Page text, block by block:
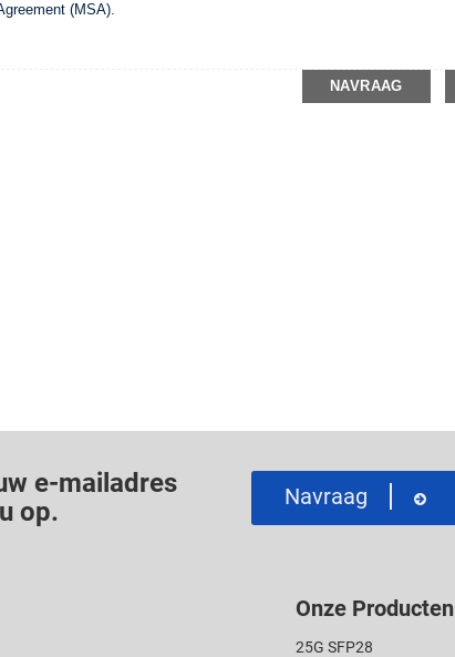
(MSA).
NAVRAAG
e-mailadres
op.
Navraag
Onze Producten
25G SFP28